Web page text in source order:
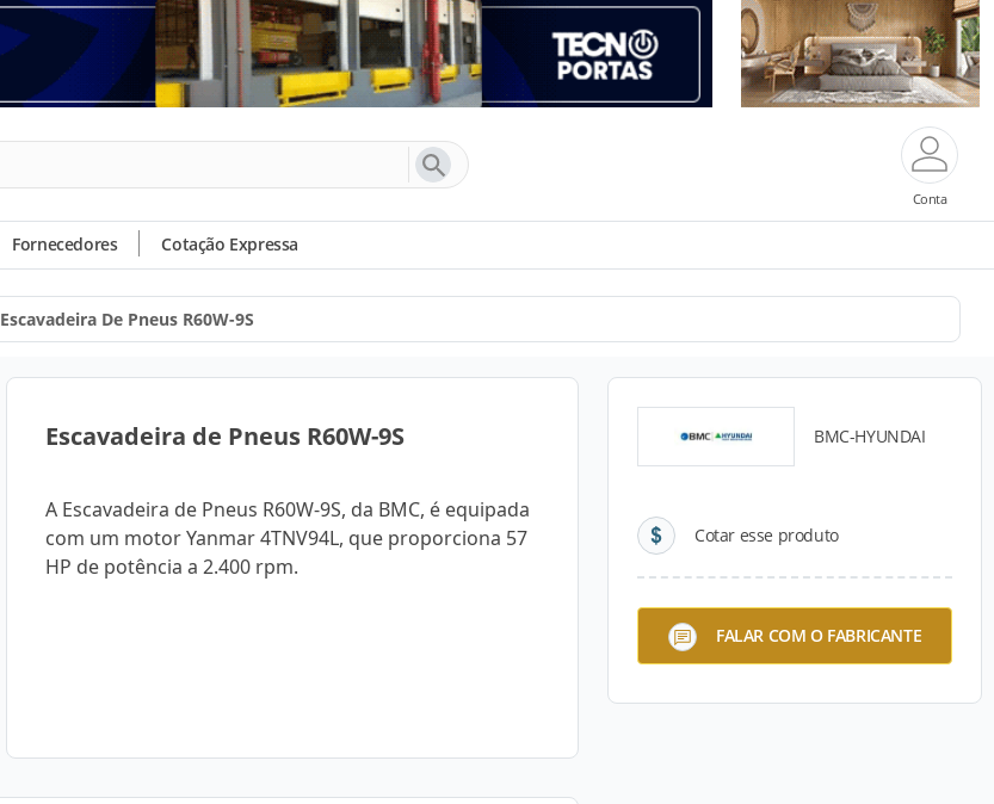
Conta
Fornecedores Cotação Expressa
Escavadeira De Pneus R60W-9S
Escavadeira de Pneus R60W-9S
A Escavadeira de Pneus R60W-9S, da BMC, é equipada
com um motor Yanmar 4TNV94L, que proporciona 57
HP de potência a 2.400 rpm.
BMC-HYUNDAI
Cotar esse produto
FALAR COM O FABRICANTE